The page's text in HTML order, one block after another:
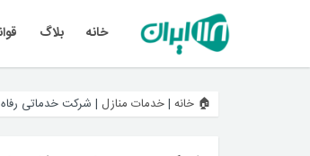
خانه بلاگ
🏠 خانه |خدمات منازل | شرکت خدماتی رفاه